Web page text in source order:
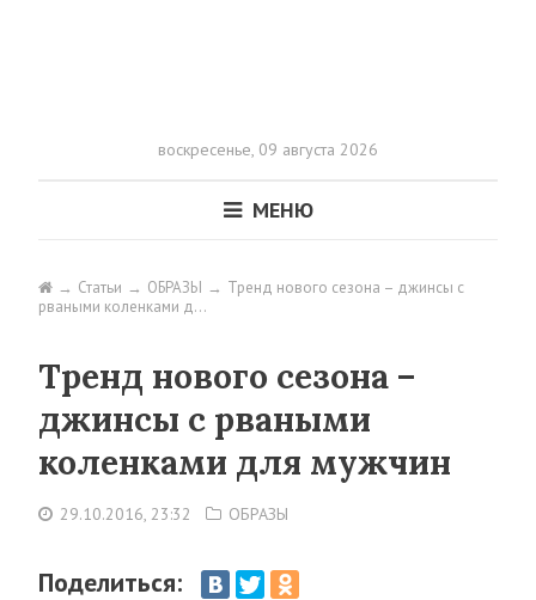
воскресенье, 09 августа 2026
МЕНЮ
Статьи ОБРАЗЫ
Тренд нового сезона – джинсы с
рваными коленками д…
Тренд нового сезона –
джинсы с рваными
коленками для мужчин
29.10.2016, 23:32 ОБРАЗЫ
Поделиться: